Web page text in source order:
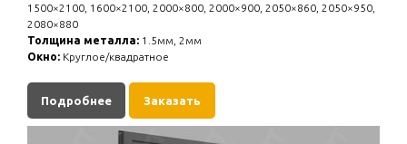
1500×2100, 1600×2100, 2000×800, 2000×900, 2050×860, 2050×950,
2080×880
Толщина металла: 1.5мм, 2мм
Окно: Круглое/квадратное
Подробнее Заказать